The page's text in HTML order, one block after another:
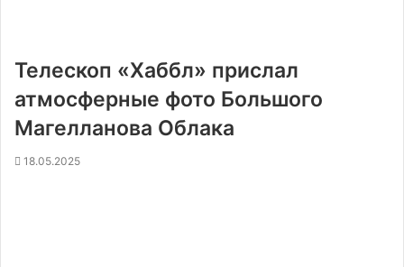
Телескоп «Хаббл» прислал
атмосферные фото Большого
Магелланова Облака
18.05.2025